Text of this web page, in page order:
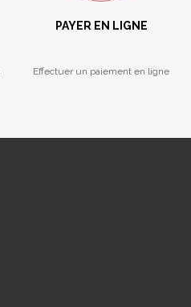
PAYER EN LIGNE
Effectuer un paiement en ligne